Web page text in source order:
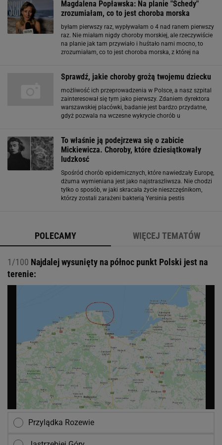
Magdalena Popławska: Na planie "Schedy"
zrozumiałam, co to jest choroba morska
byłam pierwszy raz, wypływałam o 4 nad ranem pierwszy
raz. Nie miałam nigdy choroby morskiej, ale rzeczywiście
na planie jak tam przywiało i huśtało nami mocno, to
zrozumiałam, co to jest choroba morska, z której na
Sprawdź, jakie choroby grożą twojemu dziecku
możliwość ich przeprowadzenia w Polsce, a nasz szpital
zainteresował się tym jako pierwszy. Zdaniem dyrektora
warszawskiej placówki, badanie jest bardzo przydatne,
gdyż pozwala na wczesne wykrycie chorób u
To właśnie ją podejrzewa się o zabicie
Mickiewicza. Choroby, które dziesiątkowały
ludzkosć
Spośród chorób epidemicznych, które nawiedzały Europę,
dżuma wymieniana jest jako najstraszliwsza. Nie chodzi
tylko o sposób, w jaki skracała życie nieszczęśnikom,
którzy zostali zarażeni bakterią Yersinia pestis
POLECAMY WIĘCEJ TEMATÓW
1/100 Najdalej wysunięty na północ punkt Polski jest na
terenie:
Przylądka Rozewie